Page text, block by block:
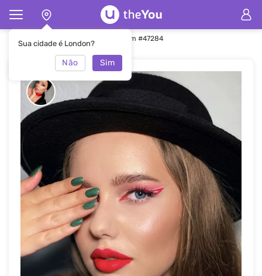
Sua cidade é London?
Não Sim
Principal Maquiagem Maquiagem #47284